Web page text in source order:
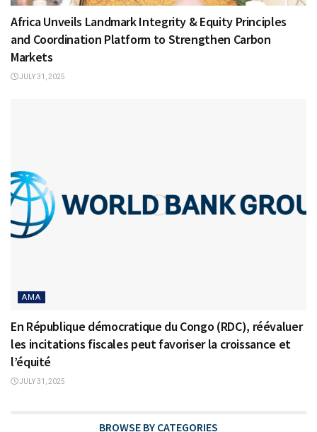
Africa Unveils Landmark Integrity & Equity Principles
and Coordination Platform to Strengthen Carbon
Markets
JULY 31, 2025
AMA
En République démocratique du Congo (RDC), réévaluer
les incitations fiscales peut favoriser la croissance et
l’équité
JULY 31, 2025
BROWSE BY CATEGORIES